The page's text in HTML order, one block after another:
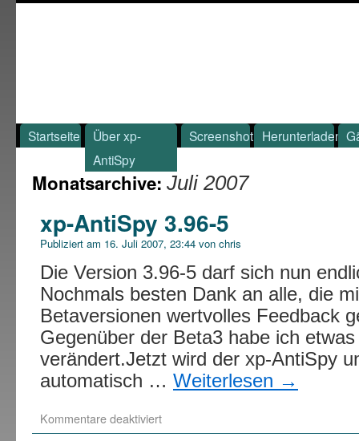
Startseite
Über xp-
AntiSpy
Screenshot Herunterladen
Monatsarchive: Juli 2007
xp-AntiSpy 3.96-5
Publiziert am 16. Juli 2007, 23:44 von chris
Die Version 3.96-5 darf sich nun
Nochmals besten Dank an alle, die
Betaversionen wertvolles Feedback
Gegenüber der Beta3 habe ich
verändert.Jetzt wird der xp-AntiSpy
automatisch … Weiterlesen →
Kommentare deaktiviert